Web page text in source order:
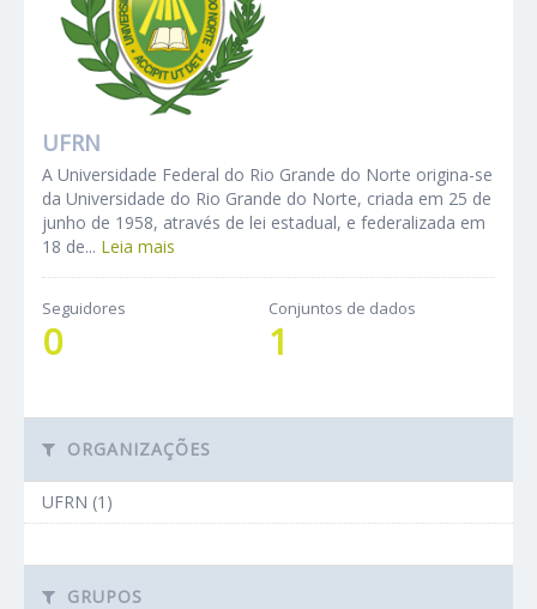
UFRN
A Universidade Federal do Rio Grande do Norte origina-se
da Universidade do Rio Grande do Norte, criada em 25 de
junho de 1958, através de lei estadual, e federalizada em
18 de... Leia mais
Seguidores
0
Conjuntos de dados
1
ORGANIZAÇÕES
UFRN (1)
GRUPOS